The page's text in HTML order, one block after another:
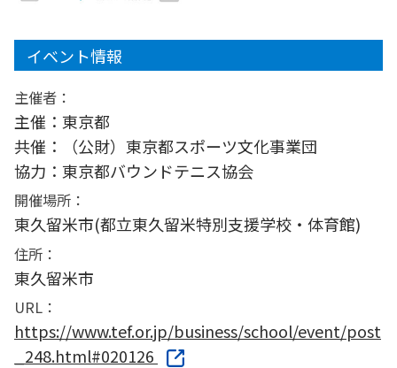
イベント情報
主催者：
主催：東京都
共催：（公財）東京都スポーツ文化事業団
協力：東京都バウンドテニス協会
開催場所：
東久留米市(都立東久留米特別支援学校・体育館)
住所：
東久留米市
URL：
https://www.tef.or.jp/business/school/event/post
_248.html#020126